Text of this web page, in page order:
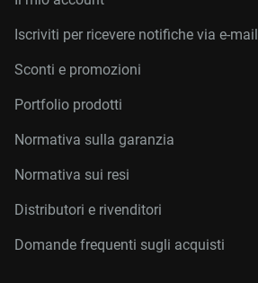
Iscriviti per ricevere notifiche via e-mail
Sconti e promozioni
Portfolio prodotti
Normativa sulla garanzia
Normativa sui resi
Distributori e rivenditori
Domande frequenti sugli acquisti